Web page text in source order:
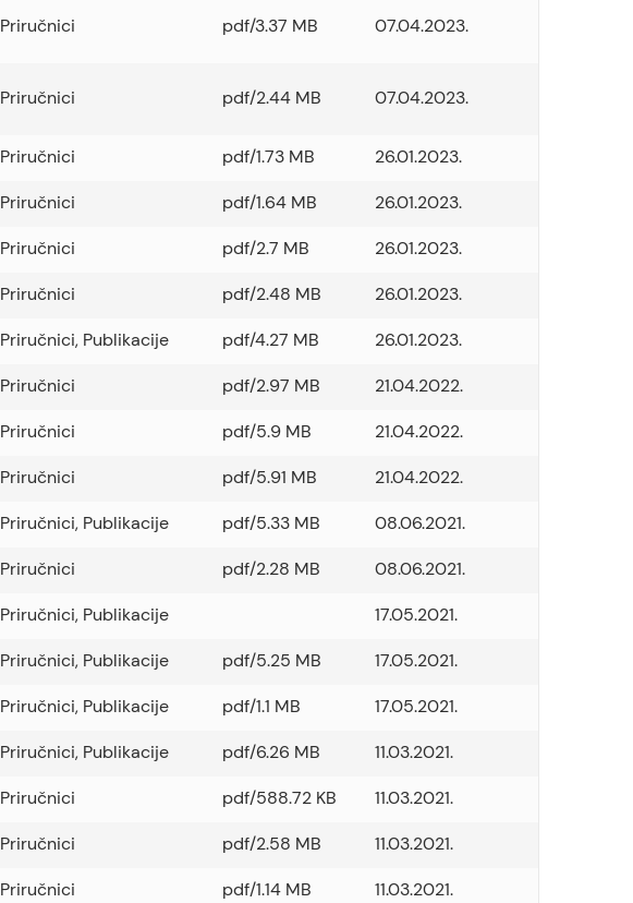
Priručnici pdf/3.37 MB 07.04.2023.
Priručnici pdf/2.44 MB 07.04.2023.
Priručnici pdf/1.73 MB
26.01.2023.
Priručnici pdf/1.64 MB
26.01.2023.
Priručnici pdf/2.7 MB
26.01.2023.
Priručnici pdf/2.48 MB
26.01.2023.
Priručnici, Publikacije pdf/4.27 MB
26.01.2023.
Priručnici pdf/2.97 MB
21.04.2022.
Priručnici pdf/5.9 MB
21.04.2022.
Priručnici pdf/5.91 MB
21.04.2022.
Priručnici, Publikacije pdf/5.33 MB
08.06.2021.
Priručnici pdf/2.28 MB
08.06.2021.
Priručnici, Publikacije
17.05.2021.
Priručnici, Publikacije pdf/5.25 MB
17.05.2021.
Priručnici, Publikacije pdf/1.1 MB
17.05.2021.
Priručnici, Publikacije pdf/6.26 MB
11.03.2021.
Priručnici pdf/588.72 KB
11.03.2021.
Priručnici pdf/2.58 MB
11.03.2021.
Priručnici pdf/1.14 MB
11.03.2021.